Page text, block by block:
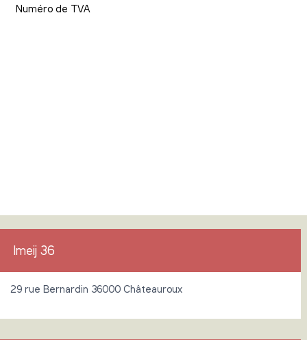
Numéro de TVA
Imeij 36
29 rue Bernardin 36000 Châteauroux